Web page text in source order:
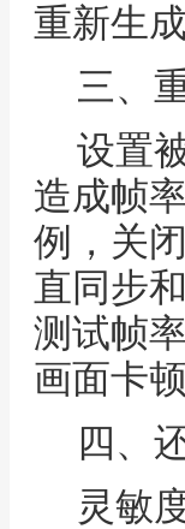
重新生
三、
设置
造成帧
例，关
直同步
测试帧
画面卡
四、
灵敏